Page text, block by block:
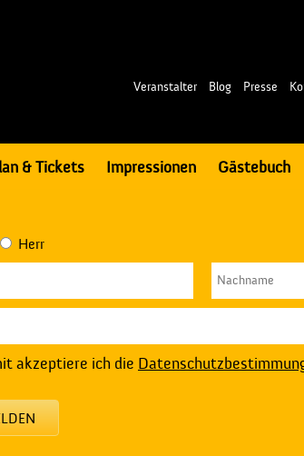
Veranstalter Blog Presse
& Tickets Impressionen Gästebuch
Herr
akzeptiere ich die